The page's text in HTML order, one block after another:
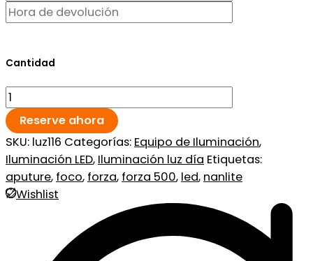
Cantidad
Reserve ahora
SKU: luz116 Categorías: Equipo de Iluminación,
Iluminación LED, Iluminación luz día Etiquetas:
aputure, foco, forza, forza 500, led, nanlite
Wishlist